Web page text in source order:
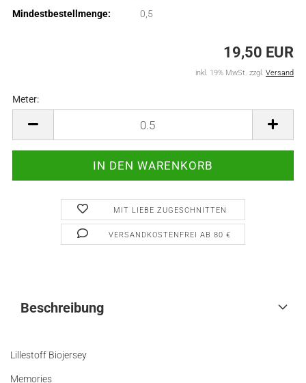
Mindestbestellmenge: 0,5
19,50 EUR
inkl. 19% MwSt. zzgl. Versand
Meter:
MIT LIEBE ZUGESCHNITTEN
VERSANDKOSTENFREI AB 80 €
Beschreibung
Lillestoff Biojersey
Memories